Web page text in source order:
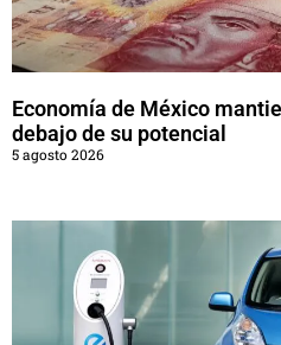
Economía de México
debajo de su potencial
5 agosto 2026